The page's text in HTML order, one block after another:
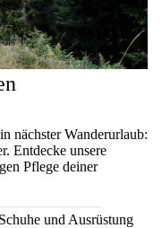
nächster Wanderurlaub:
Entdecke unsere
Pflege deiner
und Ausrüstung